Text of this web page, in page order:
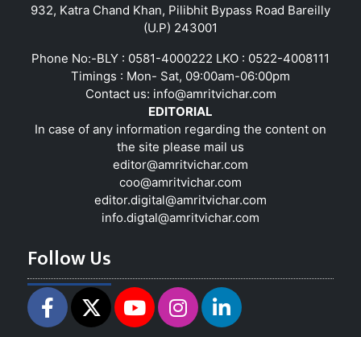
932, Katra Chand Khan, Pilibhit Bypass Road Bareilly
(U.P) 243001
Phone No:-BLY : 0581-4000222 LKO : 0522-4008111
Timings : Mon- Sat, 09:00am-06:00pm
Contact us: info@amritvichar.com
EDITORIAL
In case of any information regarding the content on
the site please mail us
editor@amritvichar.com
coo@amritvichar.com
editor.digital@amritvichar.com
info.digtal@amritvichar.com
Follow Us